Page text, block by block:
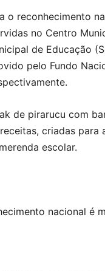
o reconhecimento
no Centro
de Educação
pelo Fundo
de pirarucu com
criadas
escolar.
nacional é